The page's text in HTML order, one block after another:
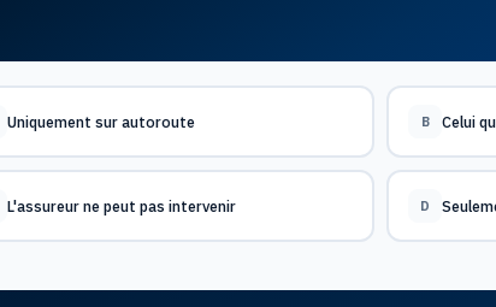
Uniquement sur autoroute B Celui
L'assureur ne peut pas intervenir D